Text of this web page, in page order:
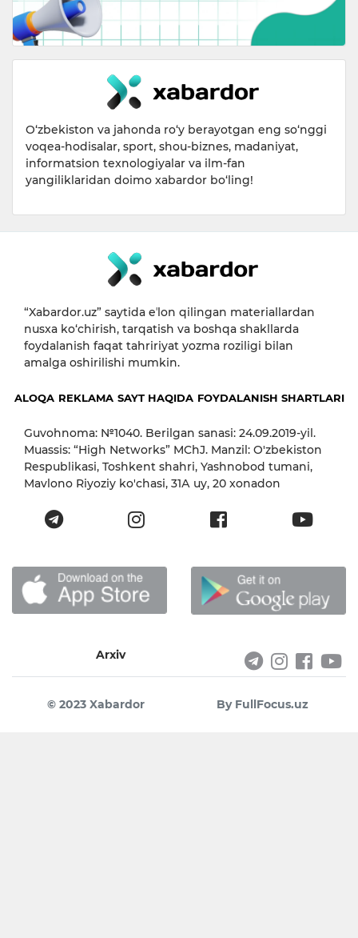
O‘zbekiston va jahonda ro‘y berayotgan eng so‘nggi
voqea-hodisalar, sport, shou-biznes, madaniyat,
informatsion texnologiyalar va ilm-fan
yangiliklaridan doimo xabardor bo‘ling!
“Xabardor.uz” saytida eʼlon qilingan materiallardan
nusxa ko‘chirish, tarqatish va boshqa shakllarda
foydalanish faqat tahririyat yozma roziligi bilan
amalga oshirilishi mumkin.
ALOQA REKLAMA SAYT HAQIDA FOYDALANISH SHARTLARI
Guvohnoma: №1040. Berilgan sanasi: 24.09.2019-yil.
Muassis: “High Networks” MChJ. Manzil: O'zbekiston
Respublikasi, Toshkent shahri, Yashnobod tumani,
Mavlono Riyoziy ko'chasi, 31А uy, 20 xonadon
Arxiv
© 2023 Xabardor By FullFocus.uz